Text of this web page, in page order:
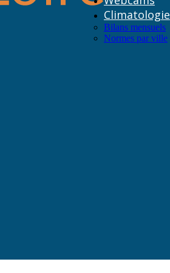
Climatologie
Bilans mensuels
Normes par ville